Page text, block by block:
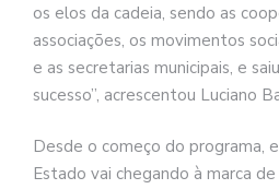
os elos da cadeia, sendo as
associações, os movimentos
e as secretarias municipais, e
sucesso”, acrescentou Luciano
Desde o começo do programa,
Estado vai chegando à marca